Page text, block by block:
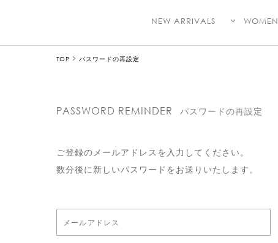
NEW ARRIVALS WOMEN
TOP パスワードの再設定
PASSWORD REMINDER パスワードの再設定
ご登録のメールアドレスを入力してください。
数分後に新しいパスワードをお送りいたします。